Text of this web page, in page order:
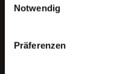
gesammelt haben.
Notwendig
Präferenzen
Keine aktuellen Termine